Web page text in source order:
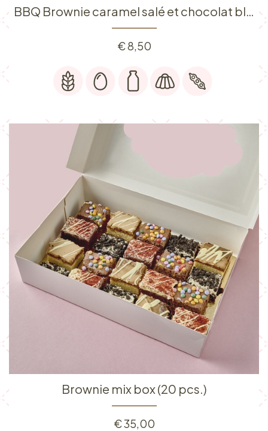
BBQ Brownie caramel salé et chocolat blanc
€8,50
Brownie mix box (20 pcs.)
€35,00